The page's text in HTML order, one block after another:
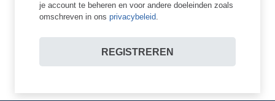
je account te beheren en voor andere doeleinden zoals
omschreven in ons privacybeleid.
REGISTREREN